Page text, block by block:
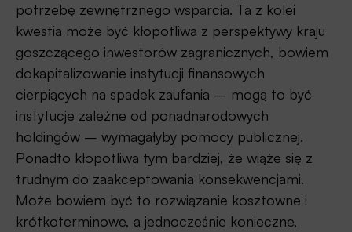
potrzebę zewnętrznego wsparcia. Ta z kolei
kwestia może być kłopotliwa z perspektywy kraju
goszczącego inwestorów zagranicznych, bowiem
dokapitalizowanie instytucji finansowych
cierpiących na spadek zaufania – mogą to być
instytucje zależne od ponadnarodowych
holdingów – wymagałyby pomocy publicznej.
Ponadto kłopotliwa tym bardziej, że wiąże się z
trudnym do zaakceptowania konsekwencjami.
Może bowiem być to rozwiązanie kosztowne i
krótkoterminowe, a jednocześnie konieczne,